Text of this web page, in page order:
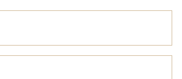
bis zur nächsten.